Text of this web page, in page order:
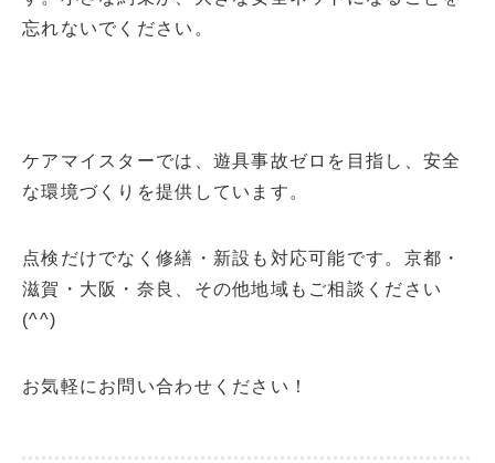
忘れないでください。
ケアマイスターでは、遊具事故ゼロを目指し、安全
な環境づくりを提供しています。
点検だけでなく修繕・新設も対応可能です。京都・
滋賀・大阪・奈良、その他地域もご相談ください
(^^)
お気軽にお問い合わせください！